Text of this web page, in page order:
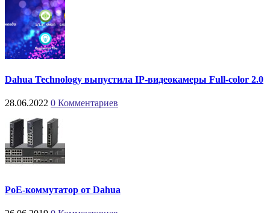
Dahua Technology выпустила IP-видеокамеры Full-color 2.0
28.06.2022 0 Комментариев
PoE-коммутатор от Dahua